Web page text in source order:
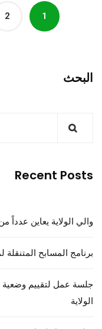
1
2
البحث
Recent Posts
والي الولاية يعاين عدداً
برنامج المسابح المتنقلة
جلسة عمل لتقييم وضعية
الولاية